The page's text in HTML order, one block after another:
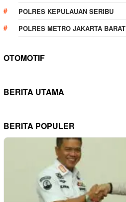
POLRES KEPULAUAN SERIBU
POLRES METRO JAKARTA BARAT
OTOMOTIF
BERITA UTAMA
BERITA POPULER